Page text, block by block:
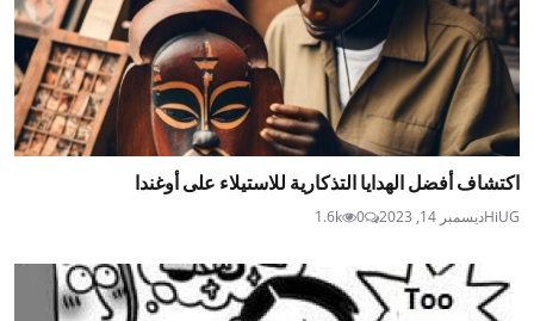
اكتشاف أفضل الهدايا التذكارية للاستيلاء على أوغندا
HiUGديسمبر 14, 2023 0
1.6k